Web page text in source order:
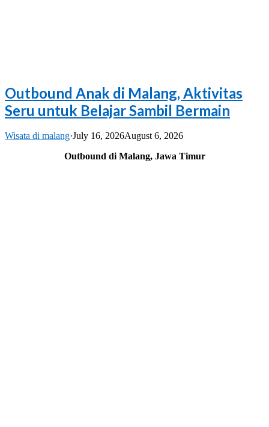
Outbound Anak di Malang, Aktivitas
Seru untuk Belajar Sambil Bermain
Wisata di malang·July 16, 2026August 6, 2026
Outbound di Malang, Jawa Timur